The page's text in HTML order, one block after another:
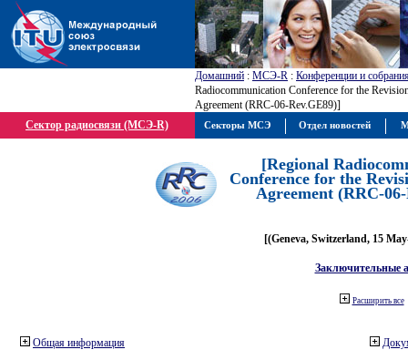
Домашний : МСЭ-R : Конференции и
Radiocommunication Conference for the
Agreement (RRC-06-Rev.GE89)]
Сектор радиосвязи (МСЭ-R)
[Regional
Conference for the
Agreement (RRC-
[(Geneva, Switzerland, 15
Заключительные
Расширить все
Общая информация
Секторы МСЭ Отдел новостей